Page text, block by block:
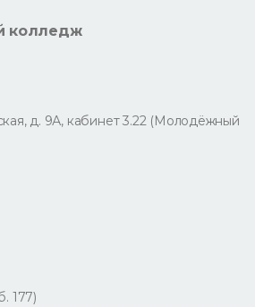
колледж
д. 9А, кабинет 3.22 (Молодёжный
177)